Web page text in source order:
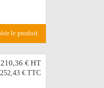
voir le produit
210,36 €HT
252,43 € TTC